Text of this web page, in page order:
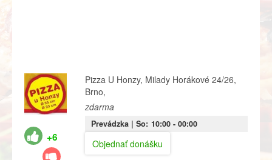
+6
Pizza U Honzy, Milady Horákové 24/26,
Brno,
zdarma
Prevádzka | So: 10:00- 00:00
Objednať donášku